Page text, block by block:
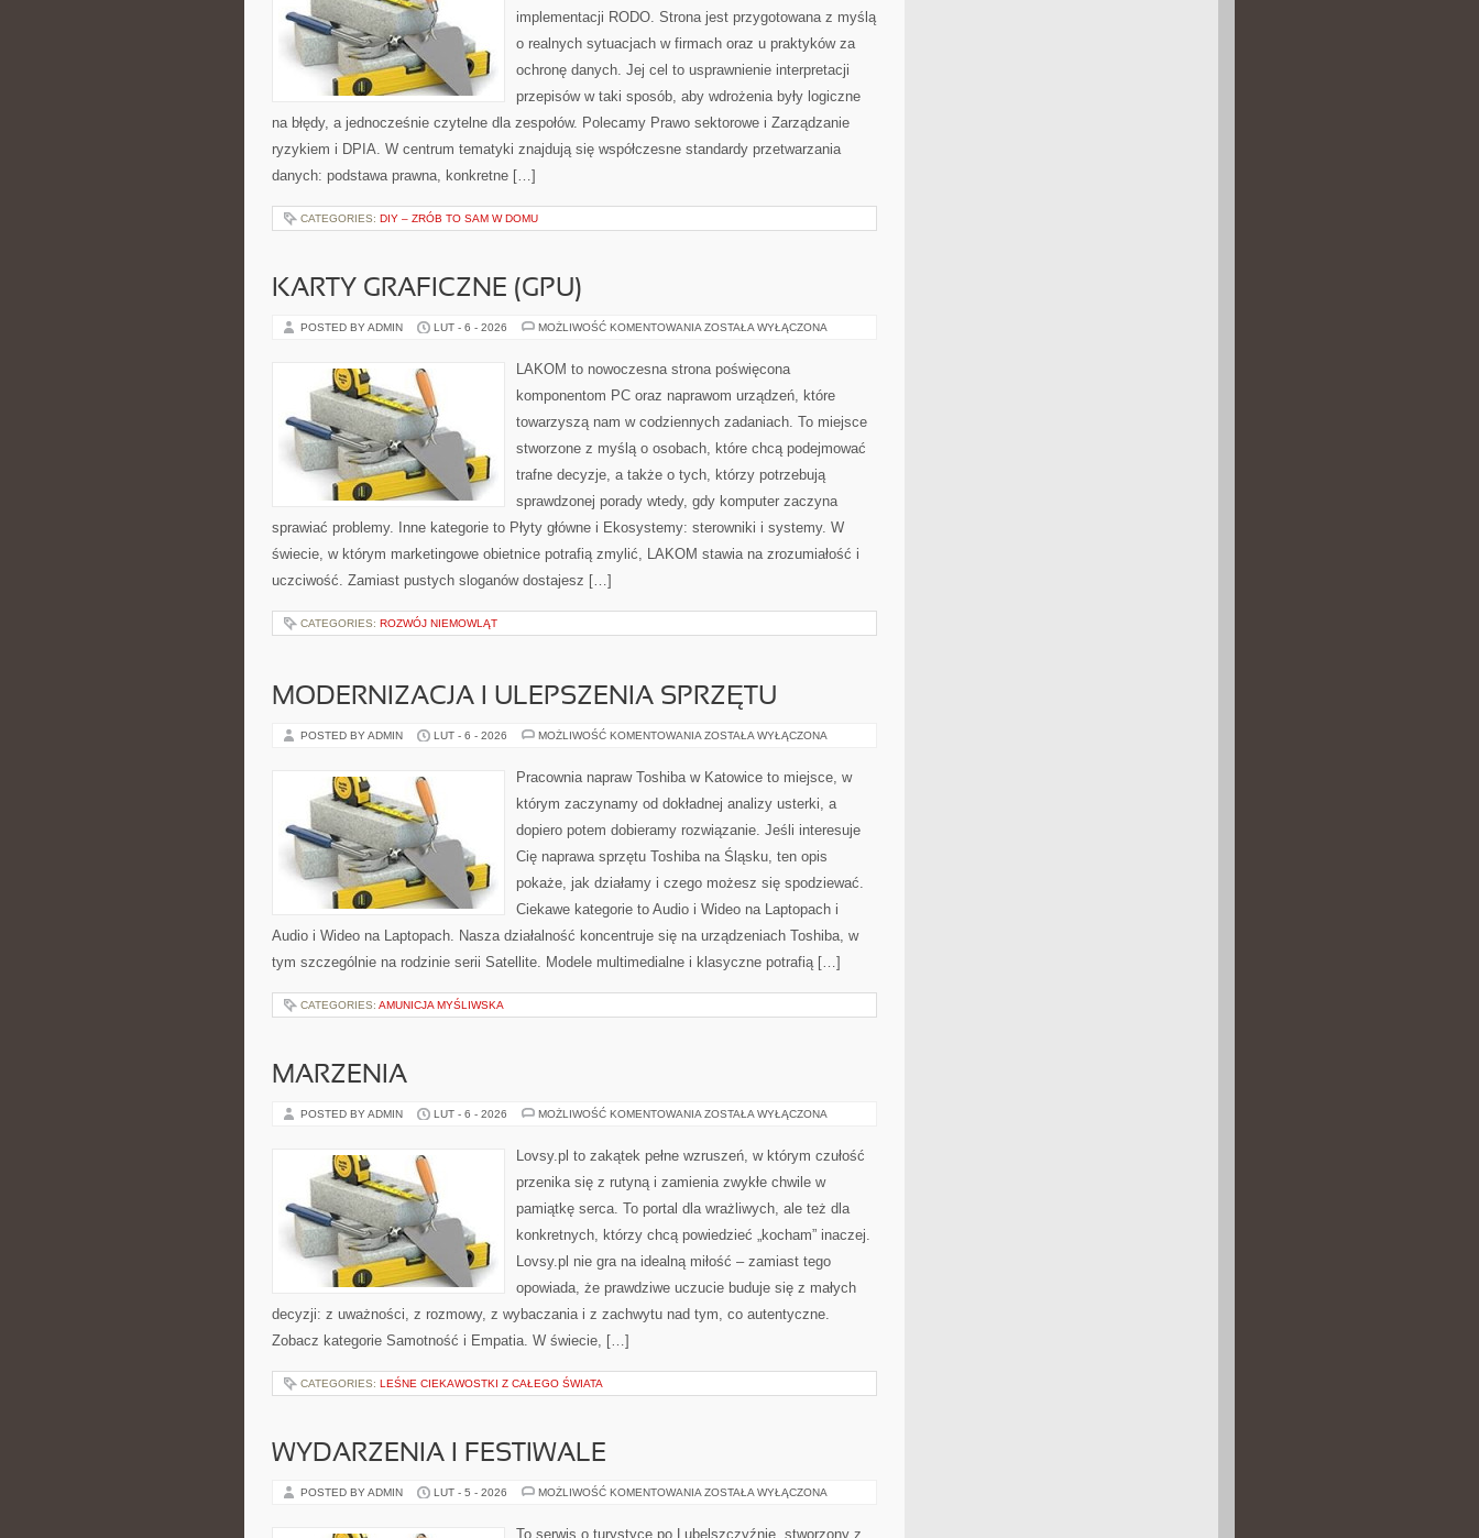
implementacji RODO. Strona jest przygotowana z myślą
o realnych sytuacjach w firmach oraz u praktyków za
ochronę danych. Jej cel to usprawnienie interpretacji
przepisów w taki sposób, aby wdrożenia były logiczne
na błędy, a jednocześnie czytelne dla zespołów. Polecamy Prawo sektorowe i Zarządzanie
ryzykiem i DPIA. W centrum tematyki znajdują się współczesne standardy przetwarzania
danych: podstawa prawna, konkretne […]
CATEGORIES: DIY – ZRÓB TO SAM W DOMU
KARTY GRAFICZNE (GPU)
POSTED BY ADMIN LUT - 6 - 2026 MOŻLIWOŚĆ KOMENTOWANIA KARTY
ZOSTAŁA WYŁĄCZONA
LAKOM to nowoczesna strona poświęcona
komponentom PC oraz naprawom urządzeń, które
towarzyszą nam w codziennych zadaniach. To miejsce
stworzone z myślą o osobach, które chcą podejmować
trafne decyzje, a także o tych, którzy potrzebują
sprawdzonej porady wtedy, gdy komputer zaczyna
sprawiać problemy. Inne kategorie to Płyty główne i Ekosystemy: sterowniki i systemy. W
świecie, w którym marketingowe obietnice potrafią zmylić, LAKOM stawia na zrozumiałość i
uczciwość. Zamiast pustych sloganów dostajesz […]
CATEGORIES: ROZWÓJ NIEMOWLĄT
MODERNIZACJA I ULEPSZENIA SPRZĘTU
POSTED BY ADMIN LUT - 6 - 2026 MOŻLIWOŚĆ KOMENTOWANIA MODERNIZACJA
SPRZĘTU
ZOSTAŁA WYŁĄCZONA
Pracownia napraw Toshiba w Katowice to miejsce, w
którym zaczynamy od dokładnej analizy usterki, a
dopiero potem dobieramy rozwiązanie. Jeśli interesuje
Cię naprawa sprzętu Toshiba na Śląsku, ten opis
pokaże, jak działamy i czego możesz się spodziewać.
Ciekawe kategorie to Audio i Wideo na Laptopach i
Audio i Wideo na Laptopach. Nasza działalność koncentruje się na urządzeniach Toshiba, w
tym szczególnie na rodzinie serii Satellite. Modele multimedialne i klasyczne potrafią […]
CATEGORIES: AMUNICJA MYŚLIWSKA
MARZENIA
POSTED BY ADMIN LUT - 6 - 2026 MOŻLIWOŚĆ KOMENTOWANIA MARZENIA
ZOSTAŁA WYŁĄCZONA
Lovsy.pl to zakątek pełne wzruszeń, w którym czułość
przenika się z rutyną i zamienia zwykłe chwile w
pamiątkę serca. To portal dla wrażliwych, ale też dla
konkretnych, którzy chcą powiedzieć „kocham” inaczej.
Lovsy.pl nie gra na idealną miłość – zamiast tego
opowiada, że prawdziwe uczucie buduje się z małych
decyzji: z uważności, z rozmowy, z wybaczania i z zachwytu nad tym, co autentyczne.
Zobacz kategorie Samotność i Empatia. W świecie, […]
CATEGORIES: LEŚNE CIEKAWOSTKI Z CAŁEGO ŚWIATA
WYDARZENIA I FESTIWALE
POSTED BY ADMIN LUT - 5 - 2026 MOŻLIWOŚĆ KOMENTOWANIA WYDARZENIA
ZOSTAŁA WYŁĄCZONA
To serwis o turystyce po Lubelszczyźnie, stworzony z